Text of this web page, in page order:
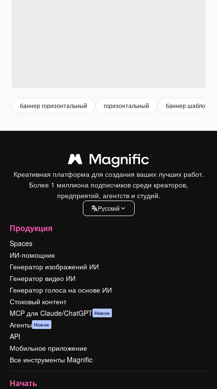
баннер горизонтальный горизонтальный баннер шаблон
Креативная платформа для создания ваших лучших работ.
Более 1 миллиона подписчиков среди креаторов,
предприятий, агентств и студий.
Pусский
Продукция
Spaces
ИИ-помощник
Генератор изображений ИИ
Генератор видео ИИ
Генератор голоса на основе ИИ
Стоковый контент
MCP для Claude/ChatGPT Новое
Агенты Новое
API
Мобильное приложение
Все инструменты Magnific
Начать